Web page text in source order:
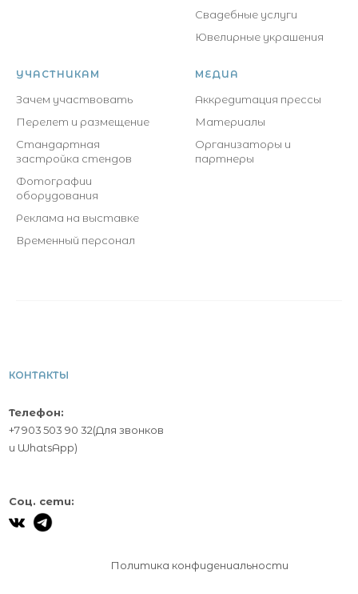
Свадебные услуги
Ювелирные украшения
УЧАСТНИКАМ
Зачем участвовать
Перелет и размещение
Стандартная
застройка стендов
Фотографии
оборудования
Реклама на выставке
Временный персонал
МЕДИА
Аккредитация прессы
Материалы
Организаторы и
партнеры
КОНТАКТЫ
Телефон:
+7 903 503 90 32(Для звонков
и WhatsApp)
Соц. сети:
Политика конфидениальности